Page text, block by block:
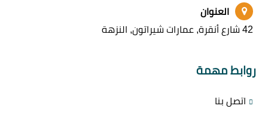
العنوان
42 شارع أنقرة, عمارات شيراتون, النزهة
روابط مهمة
اتصل بنا